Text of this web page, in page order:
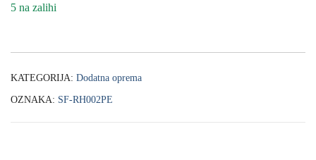
5 na zalihi
KATEGORIJA: Dodatna oprema
OZNAKA: SF-RH002PE